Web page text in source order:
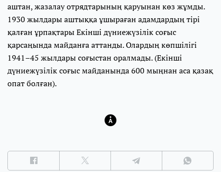
аштан, жазалау отрядтарының қаруынан көз жұмды.
1930 жылдары аштыққа ұшыраған адамдардың тірі
қалған ұрпақтары Екінші дүниежүзілік соғыс
қарсаңында майданға аттанды. Олардың көпшілігі
1941–45 жылдары соғыстан оралмады. (Екінші
дүниежүзілік соғыс майданында 600 мыңнан аса қазақ
опат болған).